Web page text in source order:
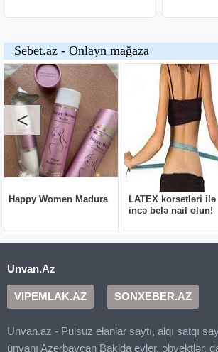
Unvan.Az
VIPEMLAK.AZ SONXEBER.AZ
Unvan.az - Pulsuz elanlar saytı, alqı satqı
ünvanı Azerbaycan Bakida evler, obyektlər,